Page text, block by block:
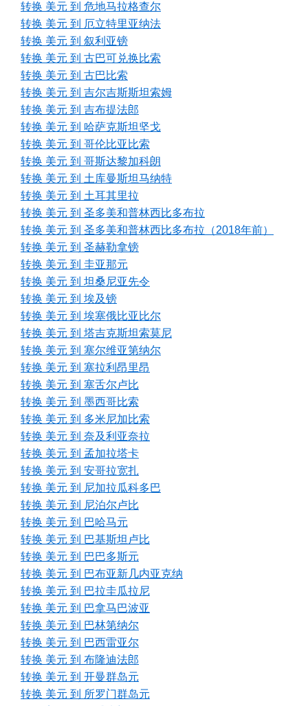
转换 美元 到 危地马拉格查尔
转换 美元 到 厄立特里亚纳法
转换 美元 到 叙利亚镑
转换 美元 到 古巴可兑换比索
转换 美元 到 古巴比索
转换 美元 到 吉尔吉斯斯坦索姆
转换 美元 到 吉布提法郎
转换 美元 到 哈萨克斯坦坚戈
转换 美元 到 哥伦比亚比索
转换 美元 到 哥斯达黎加科朗
转换 美元 到 土库曼斯坦马纳特
转换 美元 到 土耳其里拉
转换 美元 到 圣多美和普林西比多布拉
转换 美元 到 圣多美和普林西比多布拉（2018年前）
转换 美元 到 圣赫勒拿镑
转换 美元 到 圭亚那元
转换 美元 到 坦桑尼亚先令
转换 美元 到 埃及镑
转换 美元 到 埃塞俄比亚比尔
转换 美元 到 塔吉克斯坦索莫尼
转换 美元 到 塞尔维亚第纳尔
转换 美元 到 塞拉利昂里昂
转换 美元 到 塞舌尔卢比
转换 美元 到 墨西哥比索
转换 美元 到 多米尼加比索
转换 美元 到 奈及利亚奈拉
转换 美元 到 孟加拉塔卡
转换 美元 到 安哥拉宽扎
转换 美元 到 尼加拉瓜科多巴
转换 美元 到 尼泊尔卢比
转换 美元 到 巴哈马元
转换 美元 到 巴基斯坦卢比
转换 美元 到 巴巴多斯元
转换 美元 到 巴布亚新几内亚克纳
转换 美元 到 巴拉圭瓜拉尼
转换 美元 到 巴拿马巴波亚
转换 美元 到 巴林第纳尔
转换 美元 到 巴西雷亚尔
转换 美元 到 布隆迪法郎
转换 美元 到 开曼群岛元
转换 美元 到 所罗门群岛元